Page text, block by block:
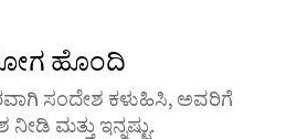
ಹೊಂದಿ
ಸಂದೇಶ ಕಳುಹಿಸಿ, ಅವರಿಗೆ
ಮತ್ತು ಇನ್ನಷ್ಟು.